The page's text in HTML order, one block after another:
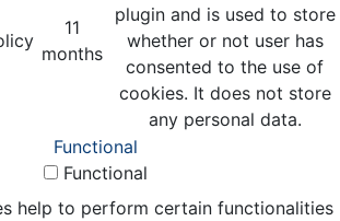
11
months
plugin and is used to store
whether or not user has
consented to the use of
cookies. It does not store
any personal data.
Functional
Functional
help to perform certain functionalities